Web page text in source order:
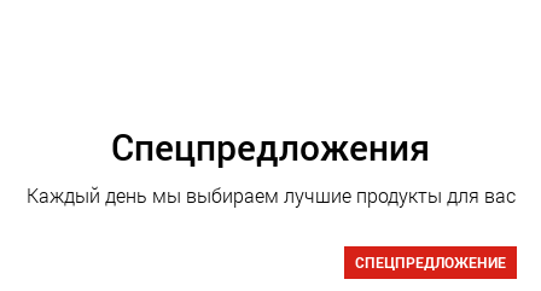
Спецпредложения
Каждый день мы выбираем лучшие продукты для вас
СПЕЦПРЕДЛОЖЕНИЕ